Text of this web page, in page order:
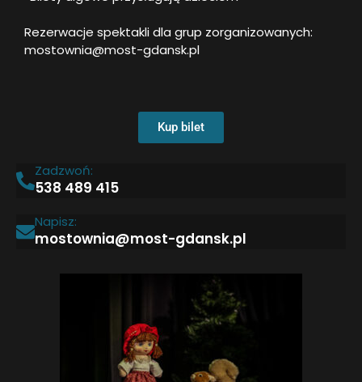
Rezerwacje spektakli dla grup zorganizowanych:
mostownia@most-gdansk.pl
Kup bilet
Zadzwoń:
538 489 415
Napisz:
mostownia@most-gdansk.pl